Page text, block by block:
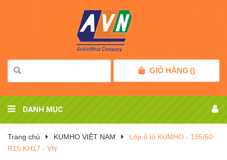
GIỎ HÀNG ()
DANH MỤC
Trang chủ KUMHO VIỆT NAM
Lốp ô tô KUMHO - 195/60
R15 KH17 - VN